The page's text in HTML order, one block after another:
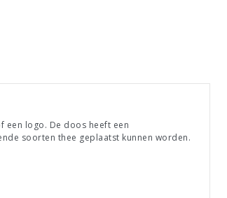
een logo. De doos heeft een
soorten thee geplaatst kunnen worden.